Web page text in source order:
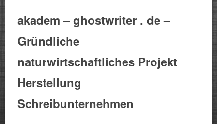
akadem – ghostwriter . de –
Gründliche
naturwirtschaftliches Projekt
Herstellung
Schreibunternehmen